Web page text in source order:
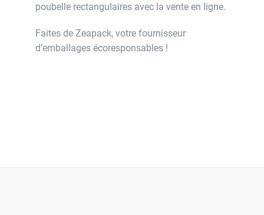
poubelle rectangulaires avec la vente en ligne.
Faites de Zeapack, votre fournisseur
d’emballages écoresponsables !